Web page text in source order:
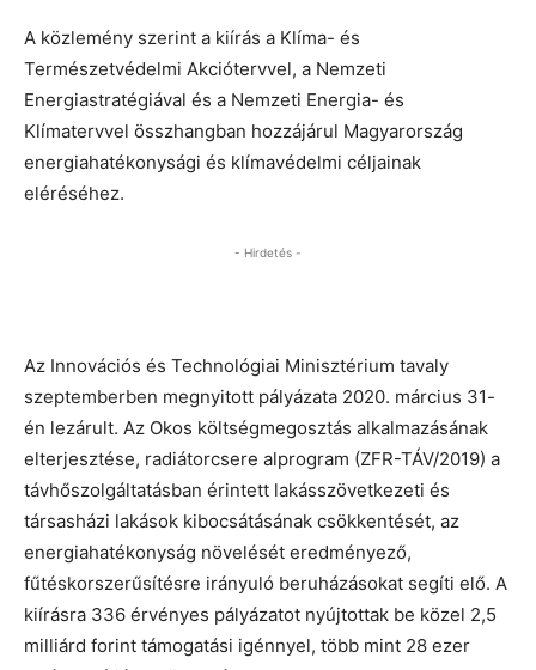
A közlemény szerint a kiírás a Klíma- és
Természetvédelmi Akciótervvel, a Nemzeti
Energiastratégiával és a Nemzeti Energia- és
Klímatervvel összhangban hozzájárul Magyarország
energiahatékonysági és klímavédelmi céljainak
eléréséhez.
- Hirdetés -
Az Innovációs és Technológiai Minisztérium tavaly
szeptemberben megnyitott pályázata 2020. március 31-
én lezárult. Az Okos költségmegosztás alkalmazásának
elterjesztése, radiátorcsere alprogram (ZFR-TÁV/2019) a
távhőszolgáltatásban érintett lakásszövetkezeti és
társasházi lakások kibocsátásának csökkentését, az
energiahatékonyság növelését eredményező,
fűtéskorszerűsítésre irányuló beruházásokat segíti elő. A
kiírásra 336 érvényes pályázatot nyújtottak be közel 2,5
milliárd forint támogatási igénnyel, több mint 28 ezer